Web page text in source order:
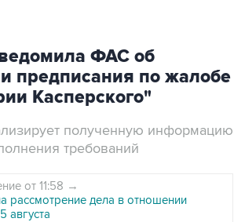
ФАС об
предписания по жалобе
Касперского"
полученную информацию
требований
от 11:58 →
рассмотрение дела в отношении
августа